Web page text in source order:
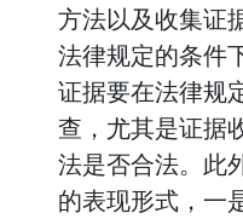
方法以及收集证
法律规定的条件
证据要在法律规
查，尤其是证据
法是否合法。此
的表现形式，一